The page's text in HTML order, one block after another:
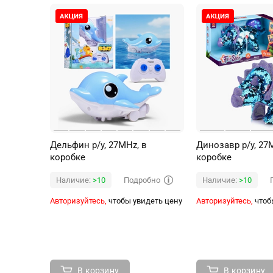
Дельфин р/у, 27MHz, в
коробке
Наличие: >10 Подробно
Авторизуйтесь, чтобы увидеть цену
В корзину
Динозавр р/у,
коробке
Наличие: >10
Авторизуйтесь,
В корзину